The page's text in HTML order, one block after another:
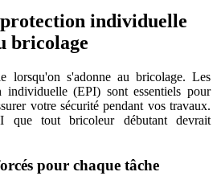
individuelle
bricolage
lorsqu'on s'adonne au bricolage. Les
individuelle (EPI) sont essentiels pour
votre sécurité pendant vos travaux.
que tout bricoleur débutant devrait
pour chaque tâche